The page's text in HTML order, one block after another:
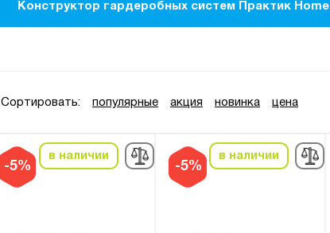
Конструктор гардеробных систем Практик Home
Сортировать: популярные акция новинка цена
-5%
в наличии
-5%
в наличии